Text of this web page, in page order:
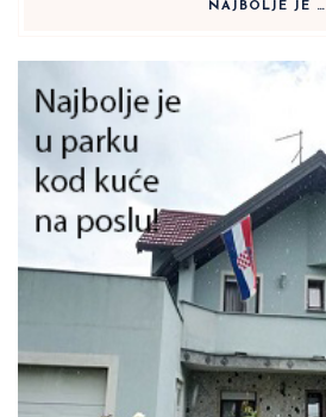
NAJBOLJE JE …